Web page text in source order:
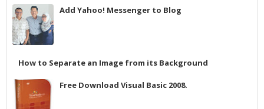
Add Yahoo! Messenger to Blog
How to Separate an Image from its Background
Free Download Visual Basic 2008.